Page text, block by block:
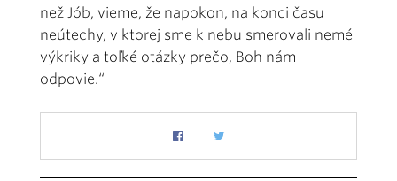
než Jób, vieme, že napokon, na konci času
neútechy, v ktorej sme k nebu smerovali nemé
výkriky a toľké otázky prečo, Boh nám
odpovie.“